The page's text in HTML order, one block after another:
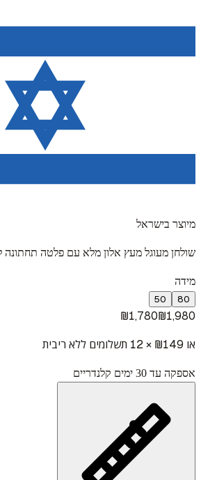
מיוצר בישראל
שולחן מעוגל מעץ אלון מלא עם פלטה תחתונה
מידה
80
50
₪1,780₪1,980
או ₪ 149 × 12 תשלומים ללא ריבית
אספקה עד 30 ימים קלנדריים